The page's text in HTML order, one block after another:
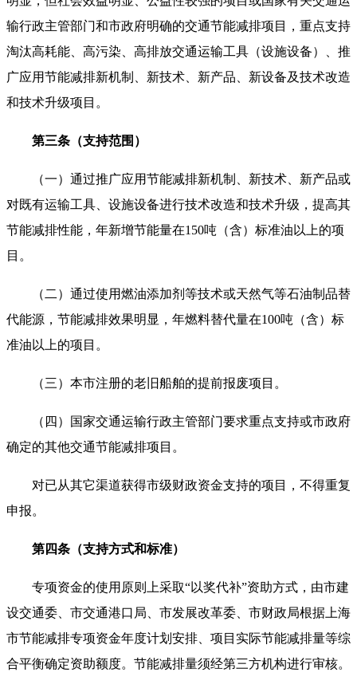
输行政主管部门和市政府明确的交通节能减排项目，重点支持
淘汰高耗能、高污染、高排放交通运输工具（设施设备）、推
广应用节能减排新机制、新技术、新产品、新设备及技术改造
和技术升级项目。
第三条（支持范围）
（一）通过推广应用节能减排新机制、新技术、新产品或
对既有运输工具、设施设备进行技术改造和技术升级，提高其
节能减排性能，年新增节能量在150吨（含）标准油以上的项
目。
（二）通过使用燃油添加剂等技术或天然气等石油制品替
代能源，节能减排效果明显，年燃料替代量在100吨（含）标
准油以上的项目。
（三）本市注册的老旧船舶的提前报废项目。
（四）国家交通运输行政主管部门要求重点支持或市政府
确定的其他交通节能减排项目。
对已从其它渠道获得市级财政资金支持的项目，不得重复
申报。
第四条（支持方式和标准）
专项资金的使用原则上采取“以奖代补”资助方式，由市建
设交通委、市交通港口局、市发展改革委、市财政局根据上海
市节能减排专项资金年度计划安排、项目实际节能减排量等综
合平衡确定资助额度。节能减排量须经第三方机构进行审核。